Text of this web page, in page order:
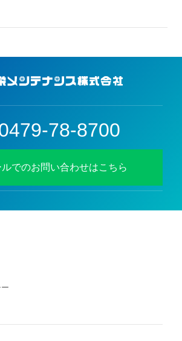
78-8700
ルでのお問い合わせはこちら